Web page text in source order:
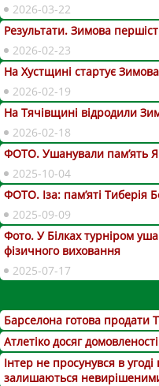
2026-03-22
Результати. Зимова
2026-02-23
На Хустщині стартує
2026-02-19
На Тячівщині відродили
2026-02-18
ФОТО. Ушанували пам’ять
2025-10-04
ФОТО. Іза: пам’яті Тиберія
2025-09-09
Фото. У Білках турніром
фізичного виховання
2025-07-17
Барселона готова продати
Атлетіко досяг
Інтер не просунувся в
залишаються